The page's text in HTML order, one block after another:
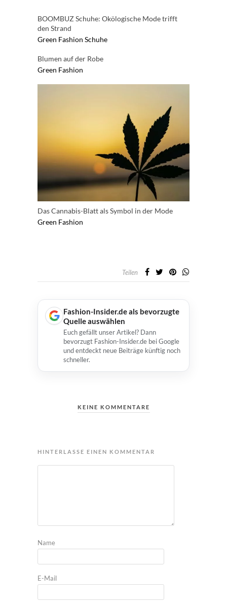
BOOMBUZ Schuhe: Okölogische Mode trifft
den Strand
Green Fashion Schuhe
Blumen auf der Robe
Green Fashion
Das Cannabis-Blatt als Symbol in der Mode
Green Fashion
Teilen
Fashion-Insider.de als bevorzugte
Quelle auswählen
Euch gefällt unser Artikel? Dann
bevorzugt Fashion-Insider.de bei Google
und entdeckt neue Beiträge künftig noch
schneller.
KEINE KOMMENTARE
HINTERLASSE EINEN KOMMENTAR
Name
E-Mail